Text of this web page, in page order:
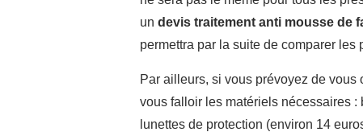
un devis traitement anti mousse de
permettra par la suite de comparer les
Par ailleurs, si vous prévoyez de
vous falloir les matériels nécessaires
lunettes de protection (environ 14